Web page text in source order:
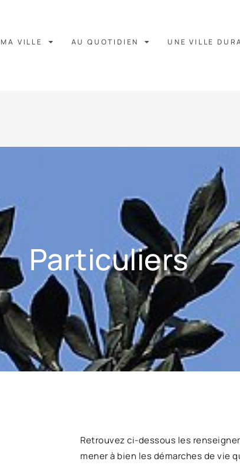
MA VILLE AU QUOTIDIEN UNE VILLE
Particuliers
Retrouvez ci-dessous les
mener à bien les démarches de vie